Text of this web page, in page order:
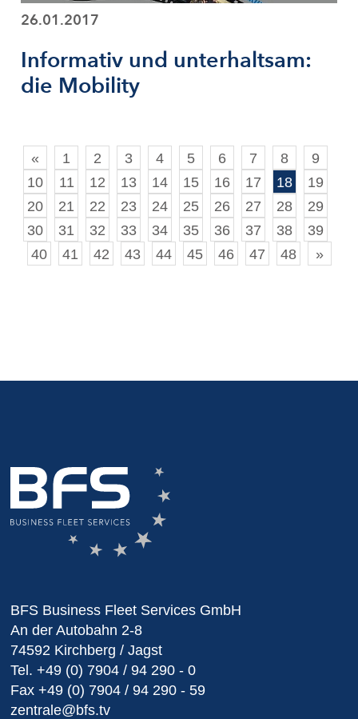
26.01.2017
Informativ und unterhaltsam:
die Mobility
« 1 2 3 4 5 6 7 8
9
10
11 12 13 14 15 16 17 18
19
20
21 22 23 24 25 26 27 28
29
30
31 32 33 34 35 36 37 38
39
40
41 42 43 44 45 46 47 48 »
BFS Business Fleet Services GmbH
An der Autobahn 2-8
74592 Kirchberg / Jagst
Tel. +49 (0) 7904 / 94 290 - 0
Fax +49 (0) 7904 / 94 290 - 59
zentrale@bfs.tv